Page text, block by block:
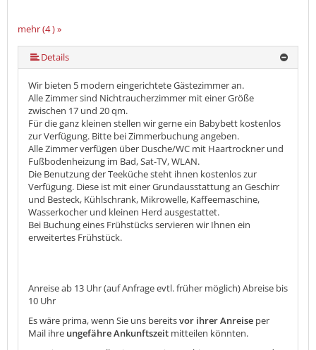
mehr (4 ) »
Details
Wir bieten 5 modern eingerichtete Gästezimmer an.
Alle Zimmer sind Nichtraucherzimmer mit einer Größe
zwischen 17 und 20 qm.
Für die ganz kleinen stellen wir gerne ein Babybett kostenlos
zur Verfügung. Bitte bei Zimmerbuchung angeben.
Alle Zimmer verfügen über Dusche/WC mit Haartrockner und
Fußbodenheizung im Bad, Sat-TV, WLAN.
Die Benutzung der Teeküche steht ihnen kostenlos zur
Verfügung. Diese ist mit einer Grundausstattung an Geschirr
und Besteck, Kühlschrank, Mikrowelle, Kaffeemaschine,
Wasserkocher und kleinen Herd ausgestattet.
Bei Buchung eines Frühstücks servieren wir Ihnen ein
erweitertes Frühstück.
Anreise ab 13 Uhr (auf Anfrage evtl. früher möglich) Abreise bis
10 Uhr
Es wäre prima, wenn Sie uns bereitsvor ihrer Anreise per
Mail ihre ungefähre Ankunftszeit mitteilen könnten.